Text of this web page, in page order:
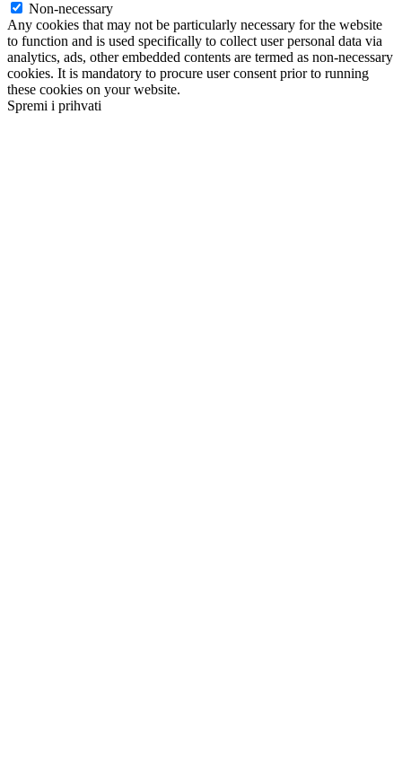
Non-necessary
Any cookies that may not be particularly necessary for the website
to function and is used specifically to collect user personal data via
analytics, ads, other embedded contents are termed as non-necessary
cookies. It is mandatory to procure user consent prior to running
these cookies on your website.
Spremi i prihvati